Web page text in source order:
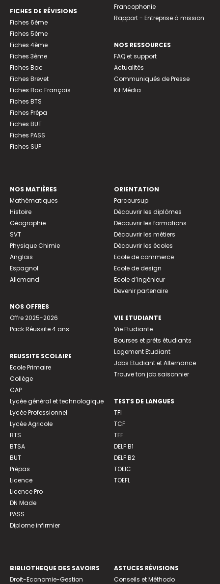
FICHES DE RÉVISIONS
Fiches 6ème
Fiches 5ème
Fiches 4ème
Fiches 3ème
Fiches Bac
Fiches Brevet
Fiches Bac Français
Fiches BTS
Fiches Prépa
Fiches BUT
Fiches PASS
Fiches SUP
Francophonie
Rapport - Entreprise à mission
NOS RESSOURCES
FAQ et support
Actualités
Communiqués de Presse
Kit Média
NOS MATIÈRES
Mathématiques
Histoire
Géographie
SVT
Physique Chimie
Anglais
Espagnol
Allemand
NOS OFFRES
Offre 2025-2026
Pack Réussite 4 ans
REUSSITE SCOLAIRE
Ecole Primaire
Collège
CAP
Lycée général et technologique
Lycée Professionnel
Lycée Agricole
BTS
BTSA
BUT
Prépas
Licence
Licence Pro
DN Made
PASS
Diplome infirmier
ORIENTATION
Parcoursup
Découvrir les diplômes
Découvrir les formations
Découvrir les métiers
Découvrir les écoles
Ecole de commerce
Ecole de design
Ecole d’ingénieur
Devenir partenaire
VIE ETUDIANTE
Vie Etudiante
Bourses et prêts étudiants
Logement Etudiant
Jobs Etudiant et Alternance
Trouve ton job saisonnier
TESTS DE LANGUES
TFI
TCF
TEF
DELF B1
DELF B2
TOEIC
TOEFL
BIBLIOTHEQUE DES SAVOIRS
Droit-Economie-Gestion
ASTUCES RÉVISIONS
Conseils et Méthodo